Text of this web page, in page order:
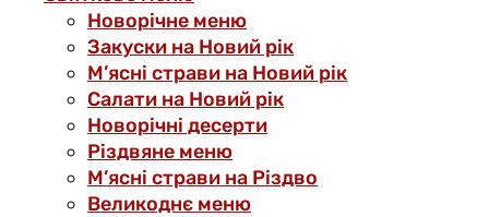
Новорічне меню
Закуски на Новий рік
М’ясні страви на Новий рік
Салати на Новий рік
Новорічні десерти
Різдвяне меню
М’ясні страви на Різдво
Великоднє меню